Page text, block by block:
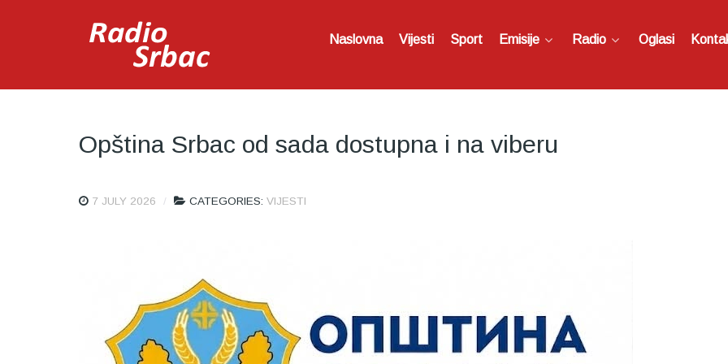
Naslovna Vijesti Sport Emisije Radio Oglasi
Оpština Srbac od sada dostupna i na viberu
7 JULY 2026 CATEGORIES: VIJESTI